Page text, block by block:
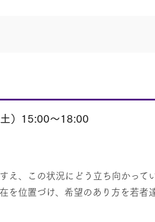
）15:00～18:00
え、この状況にどう立ち向かっ
を位置づけ、希望のあり方を若者